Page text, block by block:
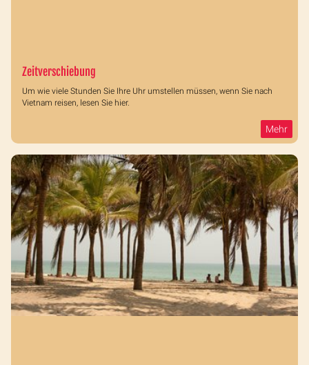
Zeitverschiebung
Um wie viele Stunden Sie Ihre Uhr umstellen müssen, wenn Sie nach
Vietnam reisen, lesen Sie hier.
Mehr